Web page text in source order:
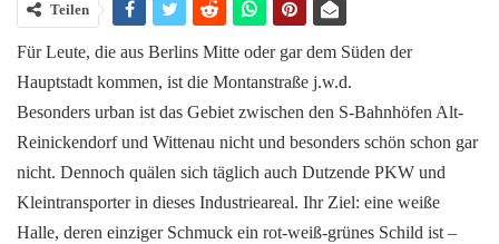
Teilen
Für Leute, die aus Berlins Mitte oder gar dem Süden der
Hauptstadt kommen, ist die Montanstraße j.w.d.
Besonders urban ist das Gebiet zwischen den S-Bahnhöfen Alt-
Reinickendorf und Wittenau nicht und besonders schön schon gar
nicht. Dennoch quälen sich täglich auch Dutzende PKW und
Kleintransporter in dieses Industrieareal. Ihr Ziel: eine weiße
Halle, deren einziger Schmuck ein rot-weiß-grünes Schild ist –